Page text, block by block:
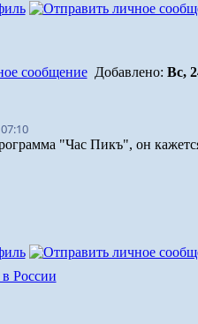
Добавлено: Вс,
"Час Пикъ", он
России